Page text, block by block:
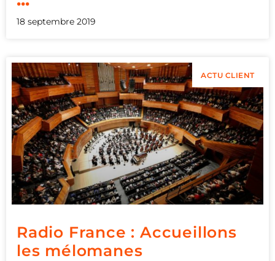
18 septembre 2019
ACTU CLIENT
Radio France : Accueillons
les mélomanes